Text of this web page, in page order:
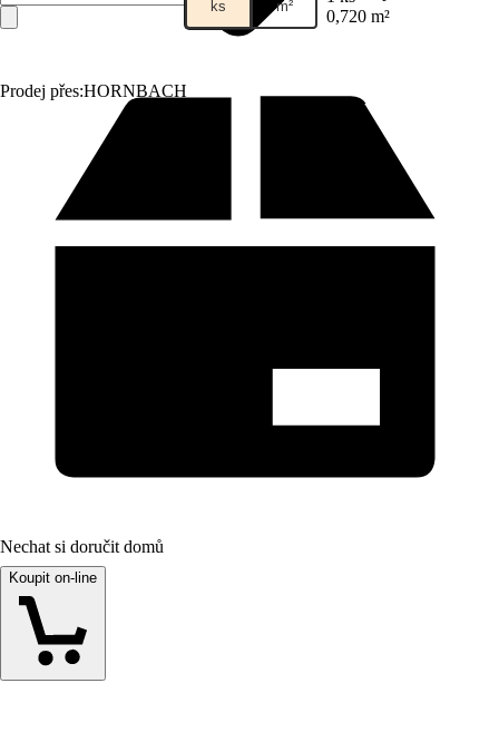
Prodej přes:HORNBACH
ks m²
0,720 m²
Nechat si doručit domů
Koupit on-line